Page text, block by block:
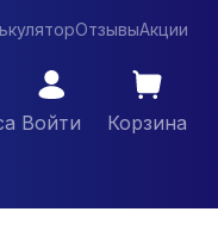
ОтзывыАкции
Войти Корзина